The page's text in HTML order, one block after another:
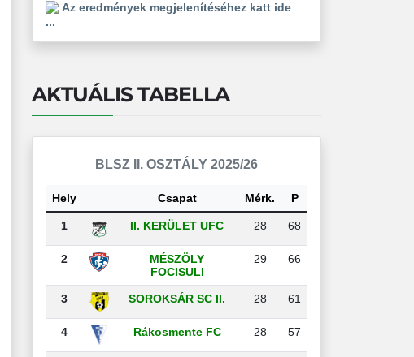
Az eredmények megjelenítéséhez katt ide
...
AKTUÁLIS TABELLA
BLSZ II. OSZTÁLY 2025/26
Hely Csapat Mérk. P
1 II. KERÜLET UFC 28 68
2
MÉSZÖLY
FOCISULI
29 66
3 SOROKSÁR SC II. 28 61
4 Rákosmente FC 28 57